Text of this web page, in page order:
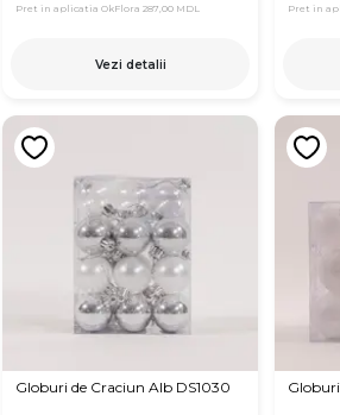
Pret in aplicatia OkFlora 287,00 MDL
Vezi detalii
Pret in
Globuri de Craciun Alb DS1030